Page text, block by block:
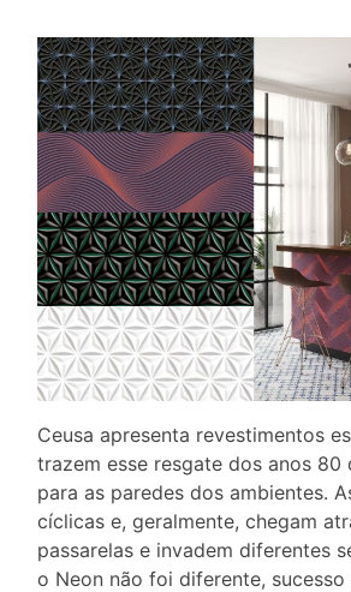
Ceusa apresenta revestimentos
trazem esse resgate dos anos 80
para as paredes dos ambientes.
cíclicas e, geralmente, chegam
passarelas e invadem diferentes
o Neon não foi diferente,